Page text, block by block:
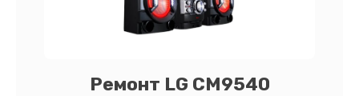
Ремонт LG CM9540